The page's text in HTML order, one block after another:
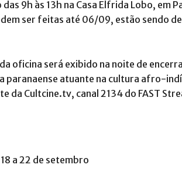
9h às 13h na Casa Elfrida Lobo, em
ser feitas até 06/09, estão sendo
oficina será exibido na noite de
paranaense atuante na cultura afro-
da Cultcine.tv, canal 2134 do FAST
a 22 de setembro